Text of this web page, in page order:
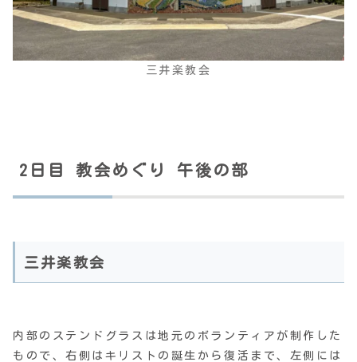
三井楽教会
2日目 教会めぐり 午後の部
三井楽教会
内部のステンドグラスは地元のボランティアが制作した
もので、右側はキリストの誕生から復活まで、左側には